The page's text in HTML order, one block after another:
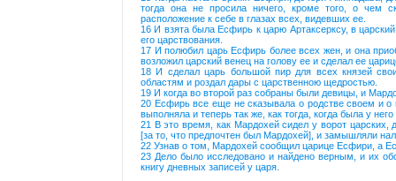
тогда она не просила ничего, кроме того, о чем
расположение к себе в глазах всех, видевших ее.
16 И взята была Есфирь к царю Артаксерксу, в
его царствования.
17 И полюбил царь Есфирь более всех жен, и она
возложил царский венец на голову ее и сделал ее
18 И сделал царь большой пир для всех князей
областям и роздал дары с царственною щедростью.
19 И когда во второй раз собраны были девицы, и
20 Есфирь все еще не сказывала о родстве своем и
выполняла и теперь так же, как тогда, когда была у
21 В это время, как Мардохей сидел у ворот царских,
[за то, что предпочтен был Мардохей], и замышляли
22 Узнав о том, Мардохей сообщил царице Есфири, а
23 Дело было исследовано и найдено верным, и их
книгу дневных записей у царя.